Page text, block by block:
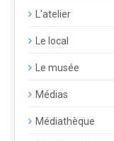
L'atelier
Le local
Le musée
Médias
Médiathèque